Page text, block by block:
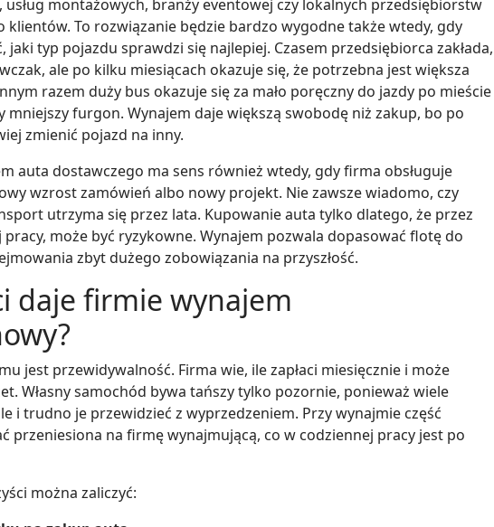
montażowych, branży eventowej czy lokalnych przedsiębiorstw
klientów. To rozwiązanie będzie bardzo wygodne także wtedy, gdy
typ pojazdu sprawdzi się najlepiej. Czasem przedsiębiorca zakłada,
ale po kilku miesiącach okazuje się, że potrzebna jest większa
razem duży bus okazuje się za mało poręczny do jazdy po mieście
mniejszy furgon. Wynajem daje większą swobodę niż zakup, bo po
zmienić pojazd na inny.
auta dostawczego ma sens również wtedy, gdy firma obsługuje
wzrost zamówień albo nowy projekt. Nie zawsze wiadomo, czy
utrzyma się przez lata. Kupowanie auta tylko dlatego, że przez
może być ryzykowne. Wynajem pozwala dopasować flotę do
zbyt dużego zobowiązania na przyszłość.
daje firmie wynajem
jest przewidywalność. Firma wie, ile zapłaci miesięcznie i może
Własny samochód bywa tańszy tylko pozornie, ponieważ wiele
i trudno je przewidzieć z wyprzedzeniem. Przy wynajmie część
przeniesiona na firmę wynajmującą, co w codziennej pracy jest po
można zaliczyć: